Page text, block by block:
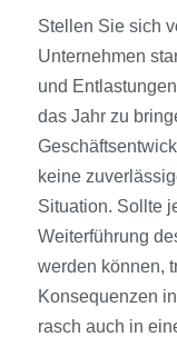
Stellen Sie sich
Unternehmen
und
das Jahr zu
keine
Situation. Sollte
Weiterführung
werden können,
Konsequenzen
rasch auch in